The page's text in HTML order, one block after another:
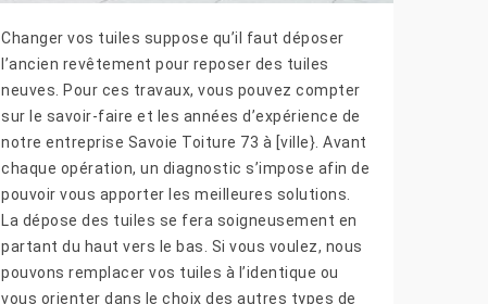
Changer vos tuiles suppose qu’il faut déposer
l’ancien revêtement pour reposer des tuiles
neuves. Pour ces travaux, vous pouvez compter
sur le savoir-faire et les années d’expérience de
notre entreprise Savoie Toiture 73 à [ville}. Avant
chaque opération, un diagnostic s’impose afin de
pouvoir vous apporter les meilleures solutions.
La dépose des tuiles se fera soigneusement en
partant du haut vers le bas. Si vous voulez, nous
pouvons remplacer vos tuiles à l’identique ou
vous orienter dans le choix des autres types de